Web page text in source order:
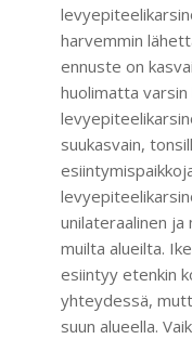
harvemmin
ennuste on
huolimatta varsin
suukasvain,
unilateraalinen ja
muilta alueilta.
esiintyy etenkin
yhteydessä,
suun alueella.